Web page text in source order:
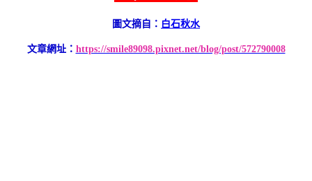
圖文摘自： 白石秋水
文章網址： https://smile89098.pixnet.net/blog/post/572790008